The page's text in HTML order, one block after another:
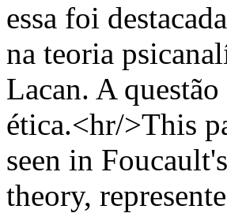
essa foi
na teoria
Lacan. A
ética.<hr/>This
seen in
theory,